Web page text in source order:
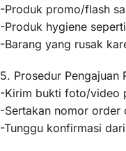
-Produk promo/flash
-Produk hygiene
-Barang yang rusak
5. Prosedur Pengajuan
-Kirim bukti foto/video
-Sertakan nomor order
-Tunggu konfirmasi